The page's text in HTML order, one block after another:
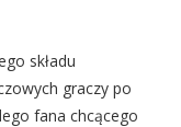
składu
graczy po
fana chcącego